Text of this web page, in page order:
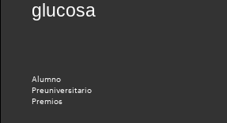
glucosa
Alumno
Preuniversitario
Premios